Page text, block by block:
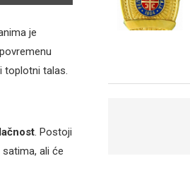
je
toplotni talas.
. Postoji
ali će